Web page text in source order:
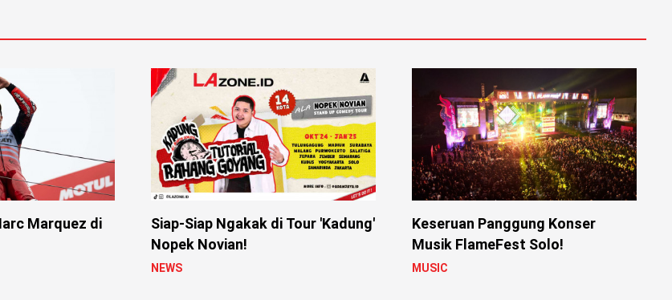
Marquez di
Siap-Siap Ngakak di Tour 'Kadung'
Nopek Novian!
NEWS
Keseruan Panggung Konser
Musik FlameFest Solo!
MUSIC